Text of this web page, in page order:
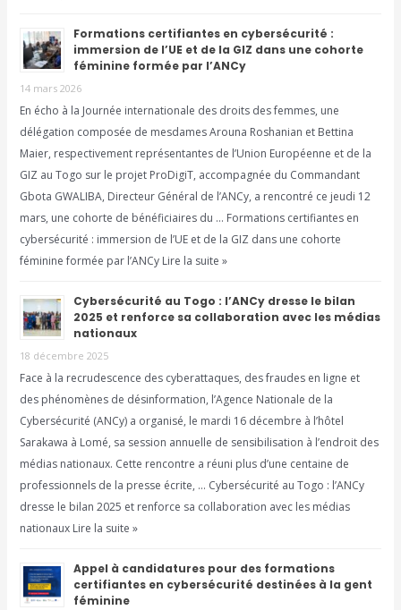
Formations certifiantes en cybersécurité :
immersion de l’UE et de la GIZ dans une cohorte
féminine formée par l’ANCy
14 mars 2026
En écho à la Journée internationale des droits des femmes, une
délégation composée de mesdames Arouna Roshanian et Bettina
Maier, respectivement représentantes de l’Union Européenne et de la
GIZ au Togo sur le projet ProDigiT, accompagnée du Commandant
Gbota GWALIBA, Directeur Général de l’ANCy, a rencontré ce jeudi 12
mars, une cohorte de bénéficiaires du … Formations certifiantes en
cybersécurité : immersion de l’UE et de la GIZ dans une cohorte
féminine formée par l’ANCy Lire la suite »
Cybersécurité au Togo : l’ANCy dresse le bilan
2025 et renforce sa collaboration avec les médias
nationaux
18 décembre 2025
Face à la recrudescence des cyberattaques, des fraudes en ligne et
des phénomènes de désinformation, l’Agence Nationale de la
Cybersécurité (ANCy) a organisé, le mardi 16 décembre à l’hôtel
Sarakawa à Lomé, sa session annuelle de sensibilisation à l’endroit des
médias nationaux. Cette rencontre a réuni plus d’une centaine de
professionnels de la presse écrite, … Cybersécurité au Togo : l’ANCy
dresse le bilan 2025 et renforce sa collaboration avec les médias
nationaux Lire la suite »
Appel à candidatures pour des formations
certifiantes en cybersécurité destinées à la gent
féminine